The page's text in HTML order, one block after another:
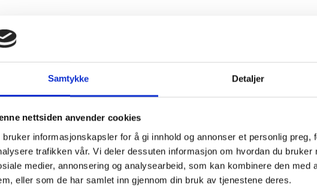
Samtykke Detaljer
nettsiden anvender cookies
bruker informasjonskapsler for å gi innhold og annonser et personlig
trafikken vår. Vi deler dessuten informasjon om hvordan du
medier, annonsering og analysearbeid, som kan kombinere den med
eller som de har samlet inn gjennom din bruk av tjenestene deres.
de Beaurenard
har vært i Coulon-familiens eie i syv generasjoner og er i dag
produsentene i Châteauneuf-du-Pape. Eiendommen
av jordsmonn og en sjelden praksis med samplantede vinmarker,
og vinifiseres sammen.
biodynamisk drift, og et kompromissløst fokus på håndverk,
gjæring og skånsom vinifikasjon. Dette gir uttrykksfulle viner med
og eleganse.